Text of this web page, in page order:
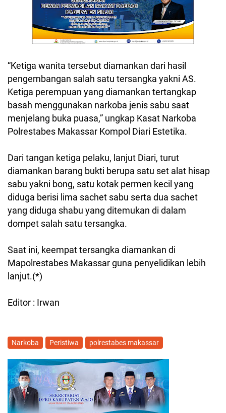
“Ketiga wanita tersebut diamankan dari hasil
pengembangan salah satu tersangka yakni AS.
Ketiga perempuan yang diamankan tertangkap
basah menggunakan narkoba jenis sabu saat
menjelang buka puasa,” ungkap Kasat Narkoba
Polrestabes Makassar Kompol Diari Estetika.
Dari tangan ketiga pelaku, lanjut Diari, turut
diamankan barang bukti berupa satu set alat hisap
sabu yakni bong, satu kotak permen kecil yang
diduga berisi lima sachet sabu serta dua sachet
yang diduga shabu yang ditemukan di dalam
dompet salah satu tersangka.
Saat ini, keempat tersangka diamankan di
Mapolrestabes Makassar guna penyelidikan lebih
lanjut.(*)
Editor : Irwan
Narkoba Peristiwa polrestabes makassar